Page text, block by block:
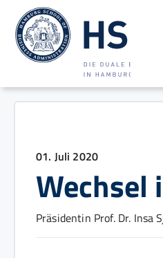
01. Juli 2020
Wechsel
Präsidentin Prof. Dr. Insa